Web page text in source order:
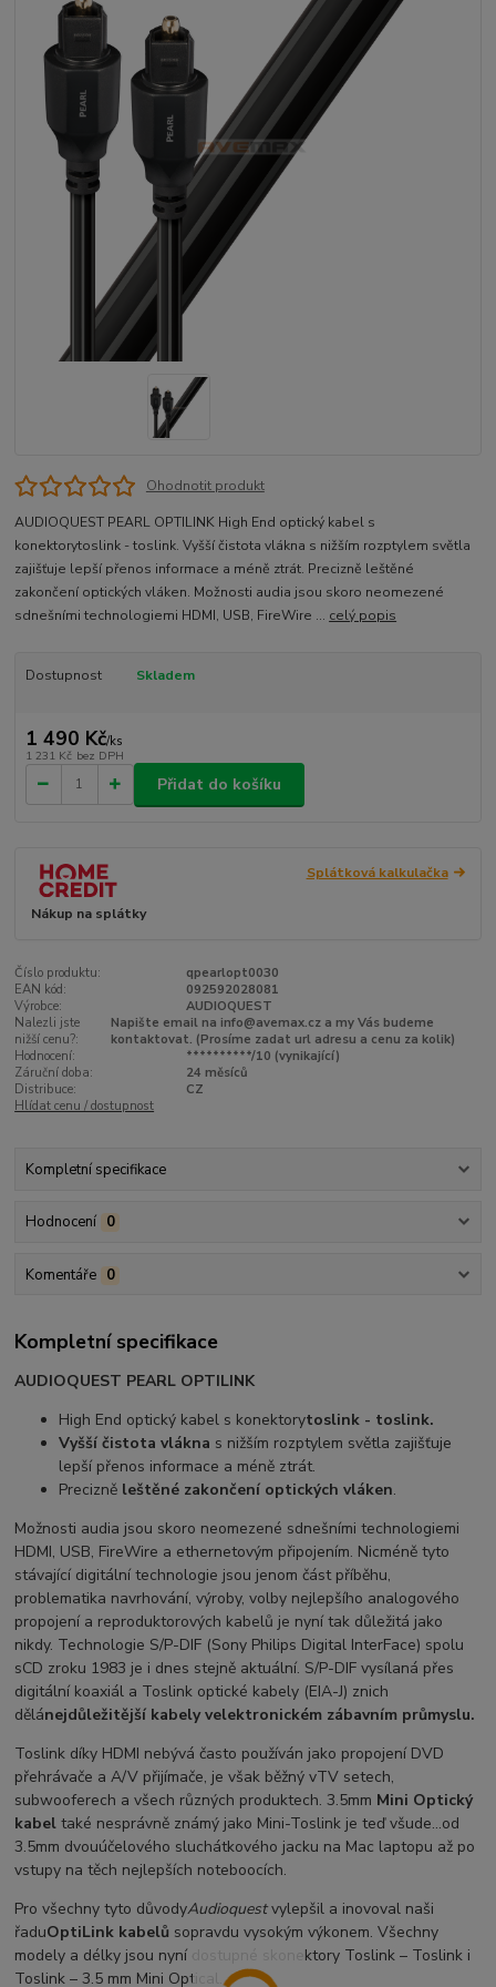
Ohodnotit produkt
AUDIOQUEST PEARL OPTILINK High End optický kabel s
konektorytoslink - toslink. Vyšší čistota vlákna s nižším rozptylem světla
zajišťuje lepší přenos informace a méně ztrát. Precizně leštěné
zakončení optických vláken. Možnosti audia jsou skoro neomezené
sdnešními technologiemi HDMI, USB, FireWire ... celý popis
Dostupnost Skladem
1 490 Kč/ks
1 231 Kč bez DPH
Přidat do košíku
Splátková kalkulačka
Nákup na splátky
Číslo produktu:
qpearlopt0030
EAN kód:
092592028081
Výrobce:
AUDIOQUEST
Nalezli jste
nižší cenu?:
Napište email na info@avemax.cz a my Vás budeme
kontaktovat. (Prosíme zadat url adresu a cenu za kolik)
Hodnocení:
**********/10 (vynikající)
Záruční doba:
24 měsíců
Distribuce:
CZ
Hlídat cenu / dostupnost
Kompletní specifikace
Hodnocení 0
Komentáře 0
Kompletní specifikace
AUDIOQUEST PEARL OPTILINK
High End optický kabel s konektorytoslink - toslink.
Vyšší čistota vlákna s nižším rozptylem světla zajišťuje
lepší přenos informace a méně ztrát.
Precizně leštěné zakončení optických vláken.
Možnosti audia jsou skoro neomezené sdnešními technologiemi
HDMI, USB, FireWire a ethernetovým připojením. Nicméně tyto
stávající digitální technologie jsou jenom část příběhu,
problematika navrhování, výroby, volby nejlepšího analogového
propojení a reproduktorových kabelů je nyní tak důležitá jako
nikdy. Technologie S/P-DIF (Sony Philips Digital InterFace) spolu
sCD zroku 1983 je i dnes stejně aktuální. S/P-DIF vysílaná přes
digitální koaxiál a Toslink optické kabely (EIA-J) znich
dělánejdůležitější kabely velektronickém zábavním průmyslu.
Toslink díky HDMI nebývá často používán jako propojení DVD
přehrávače a A/V přijímače, je však běžný vTV setech,
subwooferech a všech různých produktech. 3.5mm Mini Optický
kabel také nesprávně známý jako Mini-Toslink je teď všude…od
3.5mm dvouúčelového sluchátkového jacku na Mac laptopu až po
vstupy na těch nejlepších noteboocích.
Pro všechny tyto důvodyAudioquestvylepšil a inovoval naši
řaduOptiLink kabelů sopravdu vysokým výkonem. Všechny
modely a délky jsou nyní dostupné skonektory Toslink – Toslink i
Toslink – 3.5 mm Mini Optical.